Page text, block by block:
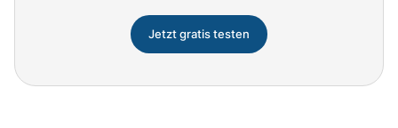
Jetzt gratis testen